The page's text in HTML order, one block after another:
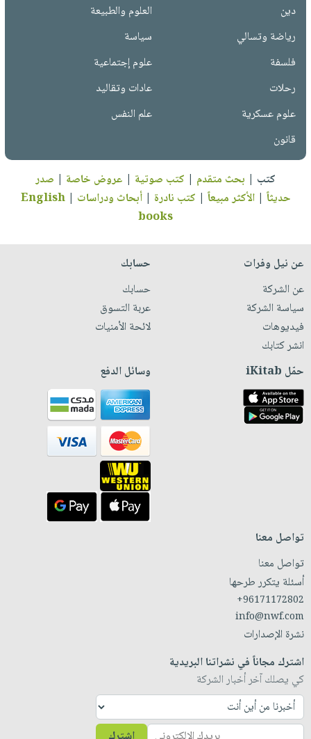
دين
العلوم والطبيعة
رياضة وتسالي
سياسة
فلسفة
علوم إجتماعية
رحلات
عادات وتقاليد
علوم عسكرية
علم النفس
قانون
كتب | بحث متقدم | كتب صوتية | عروض خاصة | صدر
حديثاً |الأكثر مبيعاً | كتب نادرة |أبحاث ودراسات |
English
books
عن نيل وفرات
عن الشركة
سياسة الشركة
فيديوهات
انشر كتابك
حسابك
حسابك
عربة التسوق
لائحة الأمنيات
حمّل iKitab وسائل الدفع
تواصل معنا
تواصل معنا
أسئلة يتكرر طرحها
+96171172802
info@nwf.com
نشرة الإصدارات
اشترك مجاناً في نشراتنا البريدية
كي يصلك آخر أخبار الشركة